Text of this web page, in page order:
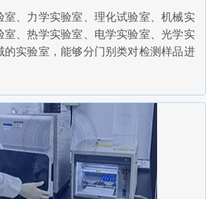
室、力学实验室、理化试验室、机械实
室、热学实验室、电学实验室、光学实
的实验室，能够分门别类对检测样品进